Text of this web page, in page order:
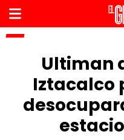
Ultiman
Iztacalco